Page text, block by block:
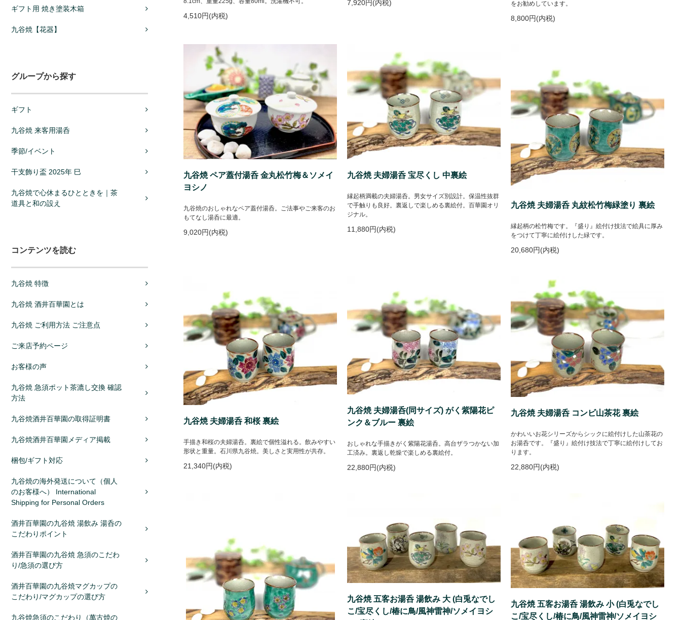
ギフト用 焼き塗装木箱
九谷焼【花器】
グループから探す
ギフト
九谷焼 来客用湯呑
季節/イベント
干支飾り盃 2025年 巳
九谷焼で心休まるひとときを｜茶
道具と和の設え
コンテンツを読む
九谷焼 特徴
九谷焼 酒井百華園とは
九谷焼 ご利用方法 ご注意点
ご来店予約ページ
お客様の声
九谷焼 急須ポット茶漉し交換 確認
方法
九谷焼酒井百華園の取得証明書
九谷焼酒井百華園メディア掲載
梱包/ギフト対応
九谷焼の海外発送について（個人
のお客様へ） International
Shipping for Personal Orders
酒井百華園の九谷焼 湯飲み 湯呑の
こだわりポイント
酒井百華園の九谷焼 急須のこだわ
り/急須の選び方
酒井百華園の九谷焼マグカップの
こだわり/マグカップの選び方
九谷焼急須のこだわり（萬古焼の
4,510円(内税)
7,920円(内税)
をお勧めしています。
8,800円(内税)
九谷焼 ペア蓋付湯呑 金丸松竹梅＆ソメイ
ヨシノ
九谷焼のおしゃれなペア蓋付湯呑。ご法事やご来客のお
もてなし湯呑に最適。
9,020円(内税)
九谷焼 夫婦湯呑 宝尽くし 中裏絵
縁起柄満載の夫婦湯呑。男女サイズ別設計。保温性抜群
で手触りも良好。裏返しで楽しめる裏絵付。百華園オリ
ジナル。
11,880円(内税)
九谷焼 夫婦湯呑 丸紋松竹梅緑塗り 裏絵
縁起柄の松竹梅です。『盛り』絵付け技法で絵具に厚み
をつけて丁寧に絵付けした緑です。
20,680円(内税)
九谷焼 夫婦湯呑 和桜 裏絵
手描き和桜の夫婦湯呑。裏絵で個性溢れる。飲みやすい
形状と重量。石川県九谷焼。美しさと実用性が共存。
21,340円(内税)
九谷焼 夫婦湯呑(同サイズ) がく紫陽花ピ
ンク＆ブルー 裏絵
おしゃれな手描きがく紫陽花湯呑。高台ザラつかない加
工済み。裏返し乾燥で楽しめる裏絵付。
22,880円(内税)
九谷焼 夫婦湯呑 コンビ山茶花 裏絵
かわいいお花シリーズからシックに絵付けした山茶花の
お湯呑です。『盛り』絵付け技法で丁寧に絵付けしてお
ります。
22,880円(内税)
九谷焼 五客お湯呑 湯飲み 大 (白兎なでし
こ/宝尽くし/椿に鳥/風神雷神/ソメイヨシ
九谷焼 五客お湯呑 湯飲み 小 (白兎なでし
こ/宝尽くし/椿に鳥/風神雷神/ソメイヨシ